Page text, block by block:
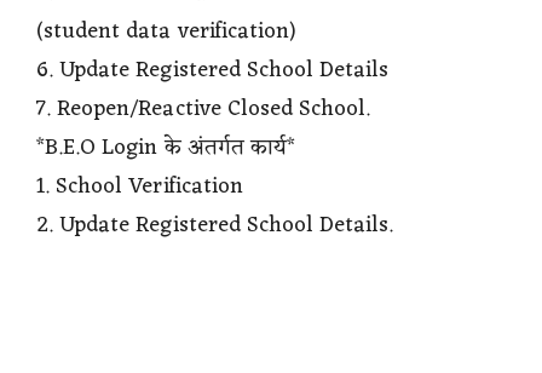
(student data verification)
6. Update Registered School Details
7. Reopen/Reactive Closed School.
*B.E.O Login के अंतर्गत कार्य*
1. School Verification
2. Update Registered School Details.